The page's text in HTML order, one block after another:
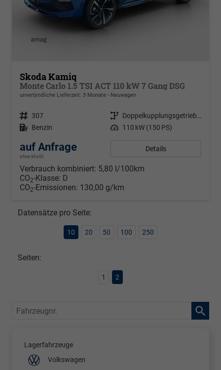
Skoda Kamiq
Monte Carlo 1.5 TSI ACT 110 kW 7 Gang DSG
unverbindliche Lieferzeit: 3 Monate Neuwagen
Fahrzeugnr. 307 Getriebe
Doppelkupplungsgetriebe (DSG)
Kraftstoff Benzin Leistung 110 kW (150 PS)
auf Anfrage
ohne MwSt.
Details
Verbrauch kombiniert: 5,80 l/100km
CO2-Klasse: D
CO2-Emissionen: 130,00 g/km
Datensätze pro Seite:
10 20 50 100 250
Seiten:
1 2
Fahrzeugnr.
Lagerfahrzeuge
Volkswagen